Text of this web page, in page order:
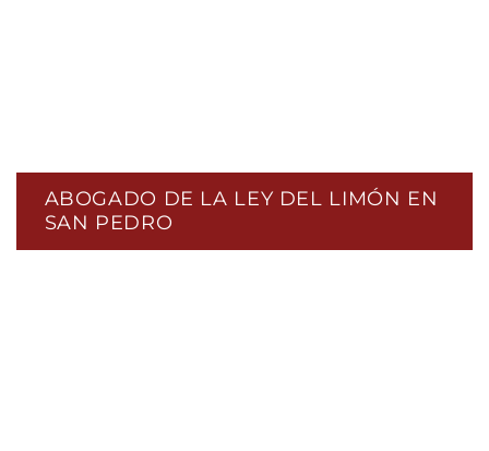
ABOGADO DE LA LEY DEL LIMÓN EN
SAN PEDRO